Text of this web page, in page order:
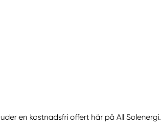
en kostnadsfri offert här på All Solenergi.